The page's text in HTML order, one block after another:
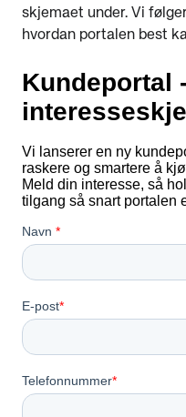
skjemaet under. Vi
hvordan portalen best